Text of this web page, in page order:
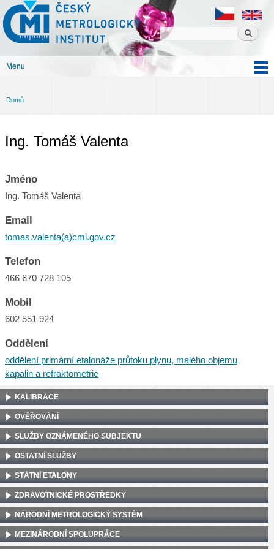
obsahu
Český
metrologický
institut
Menu
Jste zde
Domů
Ing. Tomáš Valenta
Jméno
Ing. Tomáš Valenta
Email
tomas.valenta(a)cmi.gov.cz
Telefon
466 670 728 105
Mobil
602 551 924
Oddělení
oddělení primární etalonáže průtoku plynu, malého objemu
kapalin a refraktometrie
KALIBRACE
OVĚŘOVÁNÍ
SLUŽBY OZNÁMENÉHO SUBJEKTU
OSTATNÍ SLUŽBY
STÁTNÍ ETALONY
ZDRAVOTNICKÉ PROSTŘEDKY
NÁRODNÍ METROLOGICKÝ SYSTÉM
MEZINÁRODNÍ SPOLUPRÁCE